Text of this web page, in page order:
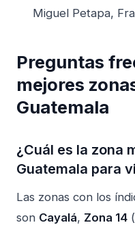
Miguel Petapa,
Preguntas
mejores
Guatemala
¿Cuál es la zona
Guatemala para
Las zonas con los
son Cayalá, Zona 14